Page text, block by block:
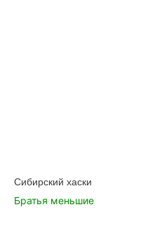
Сибирский хаски
Братья меньшие